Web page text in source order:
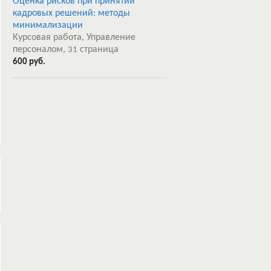
кадровых решений: методы
минимализации
Курсовая работа, Управление
персоналом, 31 страница
600 руб.